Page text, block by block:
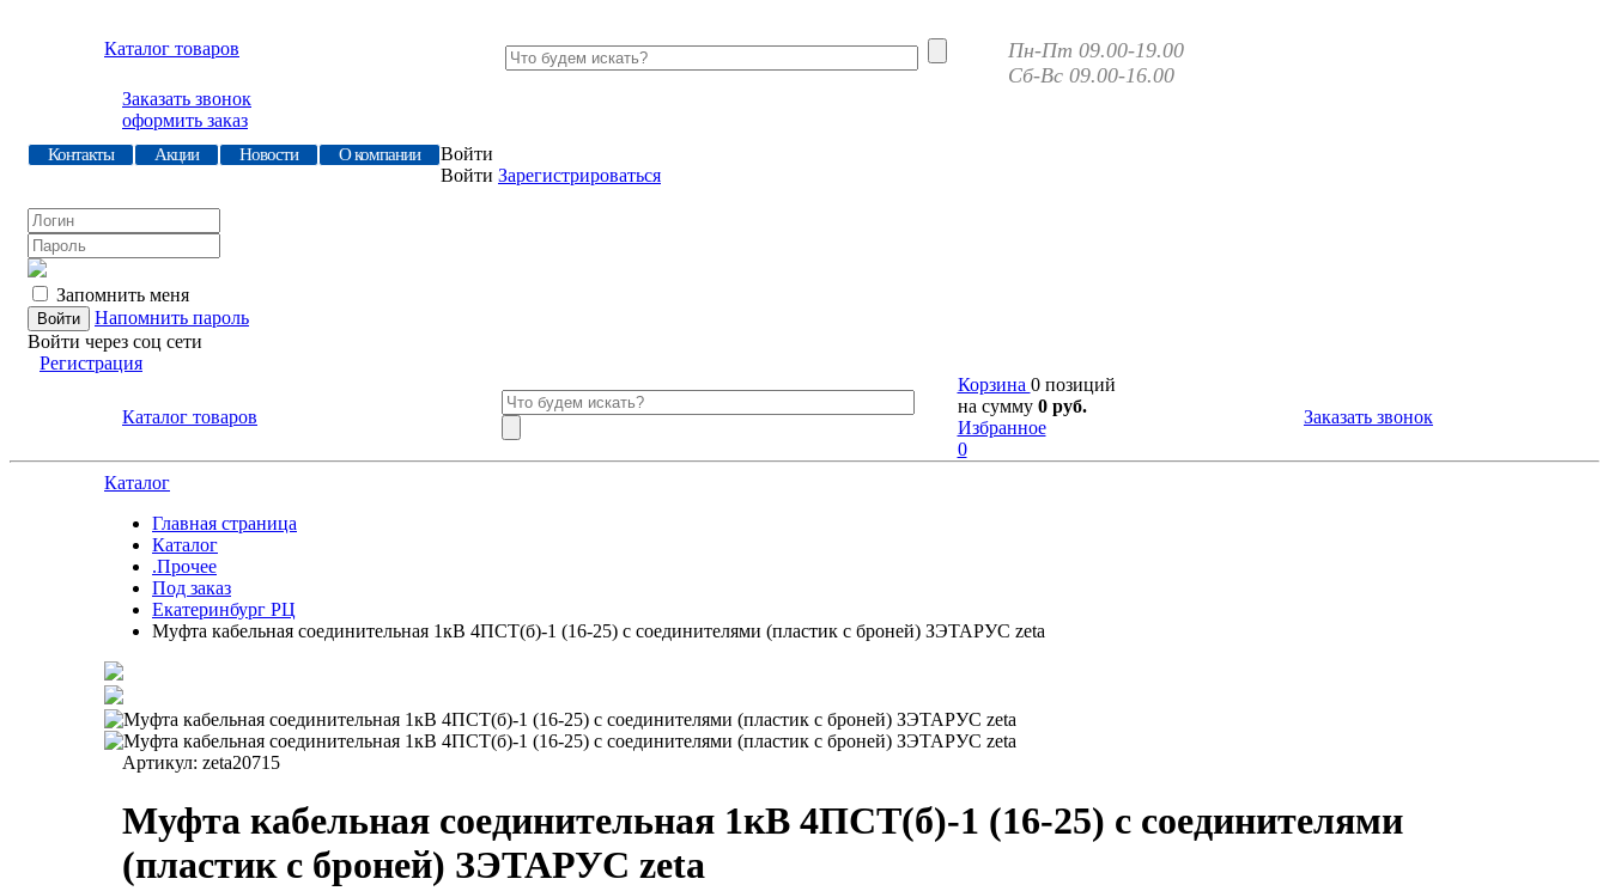
Каталог товаров
Пн-Пт 09.00-19.00
Сб-Вс 09.00-16.00
Заказать звонок
оформить заказ
Контакты Акции Новости О компании
Войти
Войти Зарегистрироваться
Запомнить меня
Напомнить пароль
Войти через соц сети
Регистрация
Каталог товаров
Корзина 0 позиций
на сумму 0 руб.
Избранное
0
Заказать звонок
Каталог
Главная страница
Каталог
.Прочее
Под заказ
Екатеринбург РЦ
Муфта кабельная соединительная 1кВ 4ПСТ(б)-1 (16-25) с соединителями (пластик с броней) ЗЭТАРУС zeta
Артикул: zeta20715
Муфта кабельная соединительная 1кВ 4ПСТ(б)-1 (16-25) с соединителями
(пластик с броней) ЗЭТАРУС zeta